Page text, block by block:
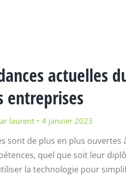
actuelles
entreprises
laurent 4 janvier 2023
sont de plus en plus ouvertes
quel que soit leur
la technologie pour